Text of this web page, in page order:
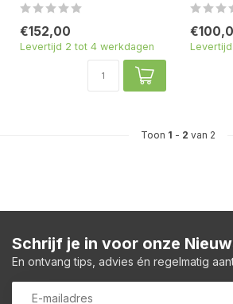
€152,00
Levertijd 2 tot 4 werkdagen
Toon 1 - 2 van 2
Schrijf je in voor onze
En ontvang tips, advies én regelmatig